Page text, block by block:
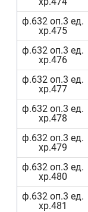
ф.632 оп.3 ед.
хр.475
ф.632 оп.3 ед.
хр.476
ф.632 оп.3 ед.
хр.477
ф.632 оп.3 ед.
хр.478
ф.632 оп.3 ед.
хр.479
ф.632 оп.3 ед.
хр.480
ф.632 оп.3 ед.
хр.481